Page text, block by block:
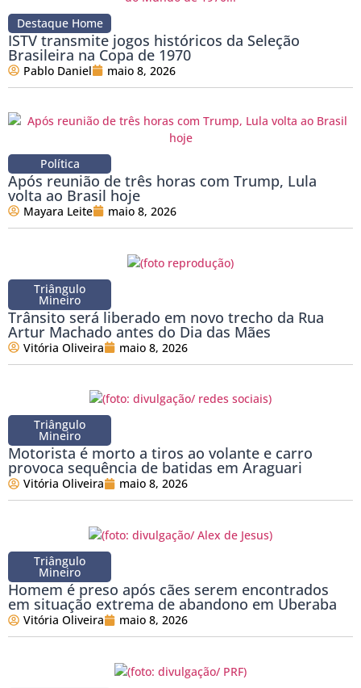
Destaque Home
ISTV transmite jogos históricos da Seleção
Brasileira na Copa de 1970
Pablo Daniel maio 8, 2026
Política
Após reunião de três horas com Trump, Lula
volta ao Brasil hoje
Mayara Leite maio 8, 2026
Triângulo
Mineiro
Trânsito será liberado em novo trecho da Rua
Artur Machado antes do Dia das Mães
Vitória Oliveira maio 8, 2026
Triângulo
Mineiro
Motorista é morto a tiros ao volante e carro
provoca sequência de batidas em Araguari
Vitória Oliveira maio 8, 2026
Triângulo
Mineiro
Homem é preso após cães serem encontrados
em situação extrema de abandono em Uberaba
Vitória Oliveira maio 8, 2026